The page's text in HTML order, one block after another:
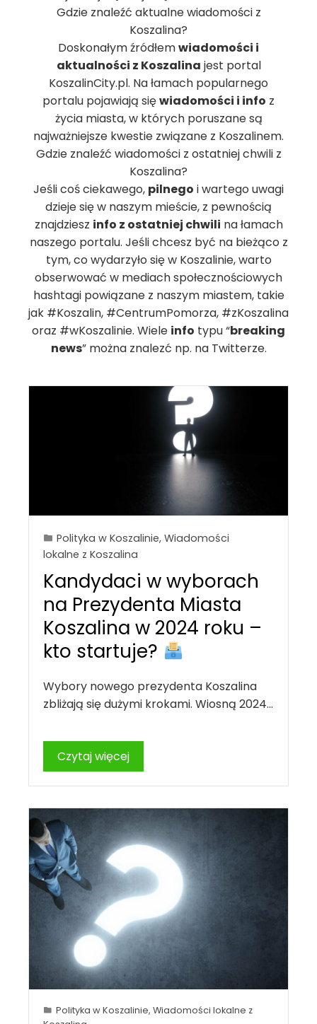
Gdzie znaleźć aktualne wiadomości z
Koszalina?
Doskonałym źródłemwiadomości i
aktualności z Koszalina jest portal
KoszalinCity.pl. Na łamach popularnego
portalu pojawiają sięwiadomości i info z
życia miasta, w których poruszane są
najważniejsze kwestie związane z Koszalinem.
Gdzie znaleźć wiadomości z ostatniej chwili z
Koszalina?
Jeśli coś ciekawego, pilnego i wartego uwagi
dzieje się w naszym mieście, z pewnością
znajdziesz info z ostatniej chwili na łamach
naszego portalu. Jeśli chcesz być na bieżąco z
tym, co wydarzyło się w Koszalinie, warto
obserwować w mediach społecznościowych
hashtagi powiązane z naszym miastem, takie
jak #Koszalin, #CentrumPomorza, #zKoszalina
oraz #wKoszalinie. Wiele info typu “breaking
news” można znalezć np. na Twitterze.
Polityka w Koszalinie, Wiadomości
lokalne z Koszalina
Kandydaci w wyborach
na Prezydenta Miasta
Koszalina w 2024 roku –
kto startuje?
Wybory nowego prezydenta Koszalina
zbliżają się dużymi krokami. Wiosną 2024…
Czytaj więcej
Polityka w Koszalinie, Wiadomości lokalne z